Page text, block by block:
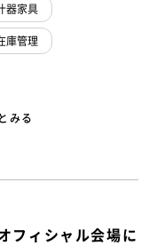
器家具
庫管理
みる
フィシャル会場に